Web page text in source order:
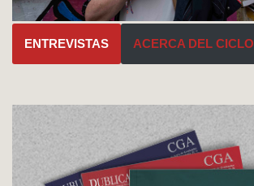
ENTREVISTAS ACERCA DEL CICLO